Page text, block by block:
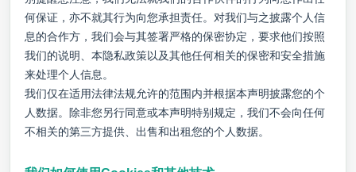
何保证，亦不就其行为向您承担责任。对我们与之披露个人信
息的合作方，我们会与其签署严格的保密协定，要求他们按照
我们的说明、本隐私政策以及其他任何相关的保密和安全措施
来处理个人信息。
我们仅在适用法律法规允许的范围内并根据本声明披露您的个
人数据。除非您另行同意或本声明特别规定，我们不会向任何
不相关的第三方提供、出售和出租您的个人数据。